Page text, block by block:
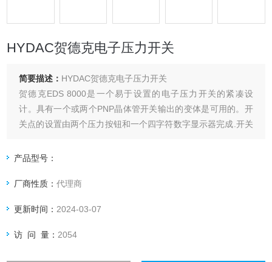
HYDAC贺德克电子压力开关
简要描述： HYDAC贺德克电子压力开关
贺德克EDS 8000是一个易于设置的电子压力开关的紧凑设
计。具有一个或两个PNP晶体管开关输出的变体是可用的。开
关点的设置由两个压力按钮和一个四字符数字显示器完成.开关
产品型号：
厂商性质：代理商
更新时间： 2024-03-07
访 问 量： 2054